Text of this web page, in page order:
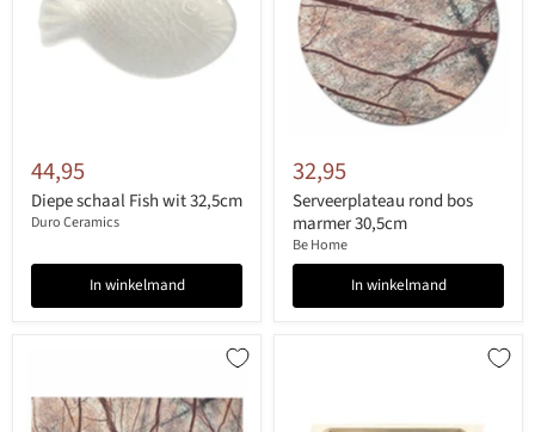
44,95
Diepe schaal Fish wit 32,5cm
Duro Ceramics
In winkelmand
32,95
Serveerplateau rond bos
marmer 30,5cm
Be Home
In winkelmand